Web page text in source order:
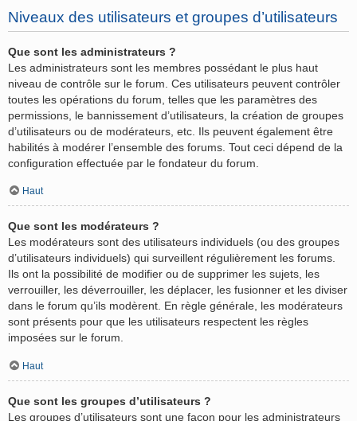
Niveaux des utilisateurs et groupes d’utilisateurs
Que sont les administrateurs ?
Les administrateurs sont les membres possédant le plus haut
niveau de contrôle sur le forum. Ces utilisateurs peuvent contrôler
toutes les opérations du forum, telles que les paramètres des
permissions, le bannissement d’utilisateurs, la création de groupes
d’utilisateurs ou de modérateurs, etc. Ils peuvent également être
habilités à modérer l’ensemble des forums. Tout ceci dépend de la
configuration effectuée par le fondateur du forum.
Haut
Que sont les modérateurs ?
Les modérateurs sont des utilisateurs individuels (ou des groupes
d’utilisateurs individuels) qui surveillent régulièrement les forums.
Ils ont la possibilité de modifier ou de supprimer les sujets, les
verrouiller, les déverrouiller, les déplacer, les fusionner et les diviser
dans le forum qu’ils modèrent. En règle générale, les modérateurs
sont présents pour que les utilisateurs respectent les règles
imposées sur le forum.
Haut
Que sont les groupes d’utilisateurs ?
Les groupes d’utilisateurs sont une façon pour les administrateurs